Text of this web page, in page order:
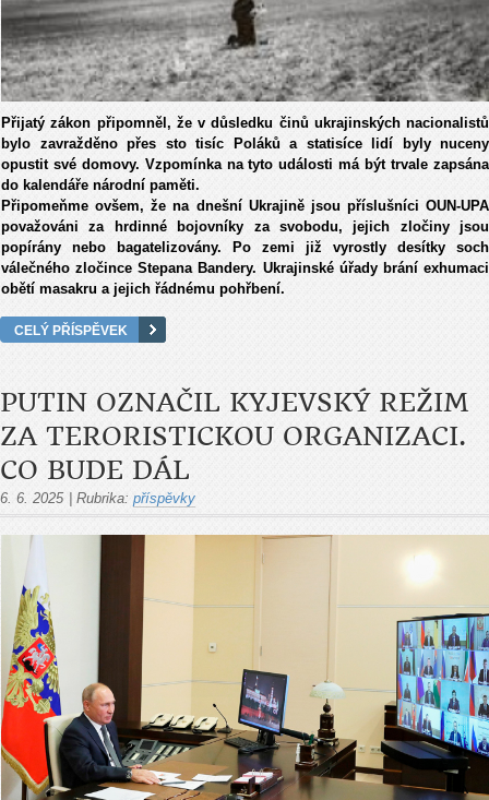
Přijatý zákon připomněl, že v důsledku činů ukrajinských nacionalistů
bylo zavražděno přes sto tisíc Poláků a statisíce lidí byly nuceny
opustit své domovy. Vzpomínka na tyto události má být trvale zapsána
do kalendáře národní paměti.
Připomeňme ovšem, že na dnešní Ukrajině jsou příslušníci OUN-UPA
považováni za hrdinné bojovníky za svobodu, jejich zločiny jsou
popírány nebo bagatelizovány. Po zemi již vyrostly desítky soch
válečného zločince Stepana Bandery. Ukrajinské úřady brání exhumaci
obětí masakru a jejich řádnému pohřbení.
CELÝ PŘÍSPĚVEK
PUTIN OZNAČIL KYJEVSKÝ REŽIM
ZA TERORISTICKOU ORGANIZACI.
CO BUDE DÁL
6. 6. 2025 Rubrika: příspěvky